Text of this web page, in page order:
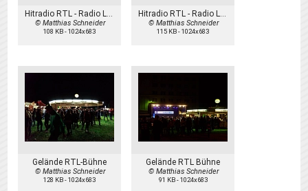
Hitradio RTL - Radio Leipzig
© Matthias Schneider
108 KB-1024x683
Hitradio RTL - Radio Leipzig
© Matthias Schneider
115 KB-1024x683
Gelände RTL-Bühne
© Matthias Schneider
128 KB-1024x683
Gelände RTL Bühne
© Matthias Schneider
91 KB-1024x683